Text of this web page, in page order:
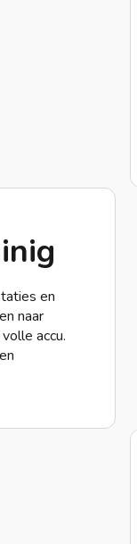
en
naar
accu.